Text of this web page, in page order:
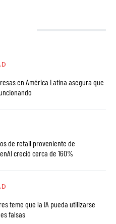
en América Latina asegura que
de retail proveniente de
creció cerca de 160%
teme que la IA pueda utilizarse
falsas